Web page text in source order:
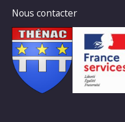
Nous contacter